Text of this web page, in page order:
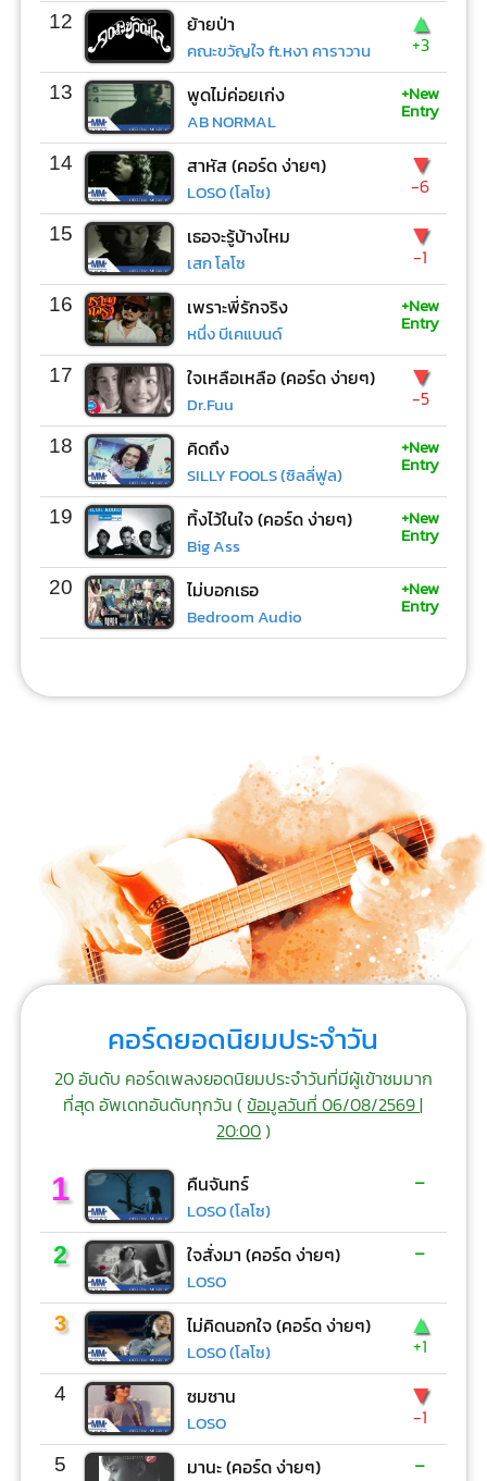
12 ย้ายป่า
คณะขวัญใจ ft.หงา คาราวาน
▲
+3
13 พูดไม่ค่อยเก่ง
AB NORMAL
+New
Entry
14 สาหัส (คอร์ด ง่ายๆ)
LOSO (โลโซ)
▼
-6
15 เธอจะรู้บ้างไหม
เสก โลโซ
▼
-1
16 เพราะพี่รักจริง
หนึ่ง บีเคแบนด์
+New
Entry
17 ใจเหลือเหลือ (คอร์ด ง่ายๆ)
Dr.Fuu
▼
-5
18 คิดถึง
SILLY FOOLS (ซิลลี่ฟูล)
+New
Entry
19 ทิ้งไว้ในใจ (คอร์ด ง่ายๆ)
Big Ass
+New
Entry
20 ไม่บอกเธอ
Bedroom Audio
+New
Entry
คอร์ดยอดนิยมประจำวัน
20 อันดับ คอร์ดเพลงยอดนิยมประจำวันที่มีผู้เข้าชมมาก
ที่สุด อัพเดทอันดับทุกวัน (ข้อมูลวันที่ 06/08/2569 |
20:00)
1 คืนจันทร์
LOSO (โลโซ)
-
2 ใจสั่งมา (คอร์ด ง่ายๆ)
LOSO
-
3 ไม่คิดนอกใจ (คอร์ด ง่ายๆ)
LOSO (โลโซ)
▲
+1
4 ซมซาน
LOSO
▼
-1
5 มานะ (คอร์ด ง่ายๆ) -